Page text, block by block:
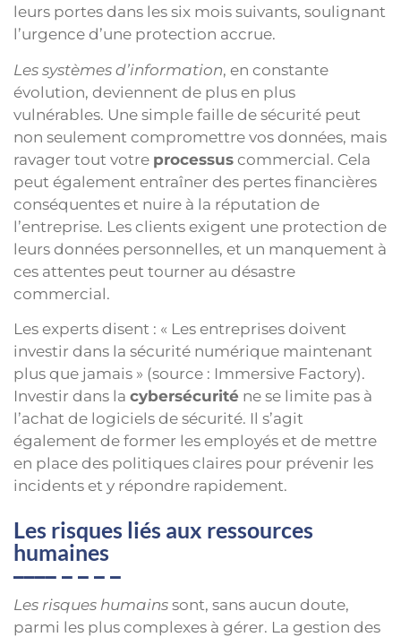
leurs portes dans les six mois suivants, soulignant
l’urgence d’une protection accrue.
Les systèmes d’information, en constante
évolution, deviennent de plus en plus
vulnérables. Une simple faille de sécurité peut
non seulement compromettre vos données, mais
ravager tout votre processus commercial. Cela
peut également entraîner des pertes financières
conséquentes et nuire à la réputation de
l’entreprise. Les clients exigent une protection de
leurs données personnelles, et un manquement à
ces attentes peut tourner au désastre
commercial.
Les experts disent : « Les entreprises doivent
investir dans la sécurité numérique maintenant
plus que jamais » (source : Immersive Factory).
Investir dans la cybersécurité ne se limite pas à
l’achat de logiciels de sécurité. Il s’agit
également de former les employés et de mettre
en place des politiques claires pour prévenir les
incidents et y répondre rapidement.
Les risques liés aux ressources
humaines
Les risques humains sont, sans aucun doute,
parmi les plus complexes à gérer. La gestion des